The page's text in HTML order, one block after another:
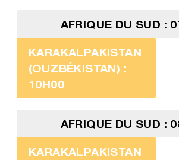
AFRIQUE DU SUD :
KARAKALPAKISTAN
(OUZBÉKISTAN) :
10H00
AFRIQUE DU SUD :
KARAKALPAKISTAN